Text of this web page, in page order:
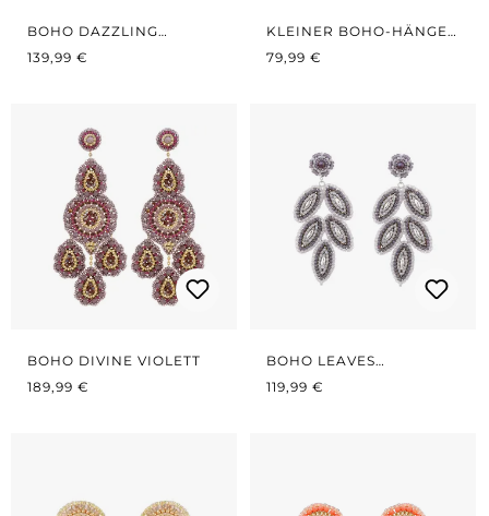
BOHO DAZZLING
VIOLETT
REGULÄRER PREIS:
139,99 €
KLEINER BOHO-HÄNGER
VIOLETT
REGULÄRER PREIS:
79,99 €
BOHO DIVINE VIOLETT
REGULÄRER PREIS:
189,99 €
BOHO LEAVES
LAVENDER
REGULÄRER PREIS:
119,99 €